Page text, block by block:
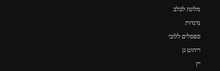
מלונה לכלב
נדנדות
ספסלים ללובי
ריהוט גן
יין